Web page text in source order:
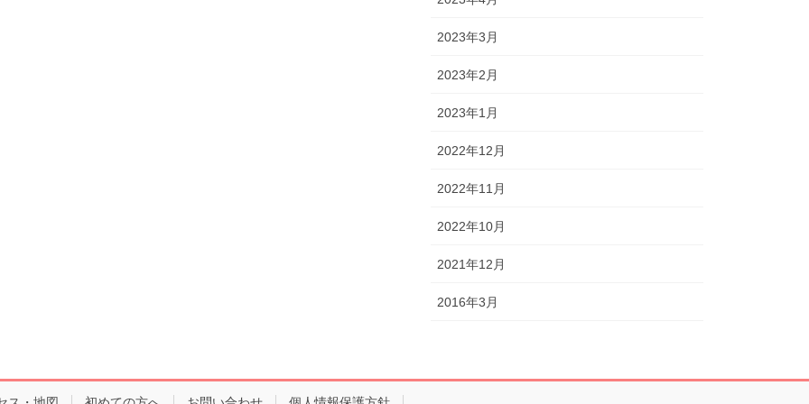
2023年3月
2023年2月
2023年1月
2022年12月
2022年11月
2022年10月
2021年12月
2016年3月